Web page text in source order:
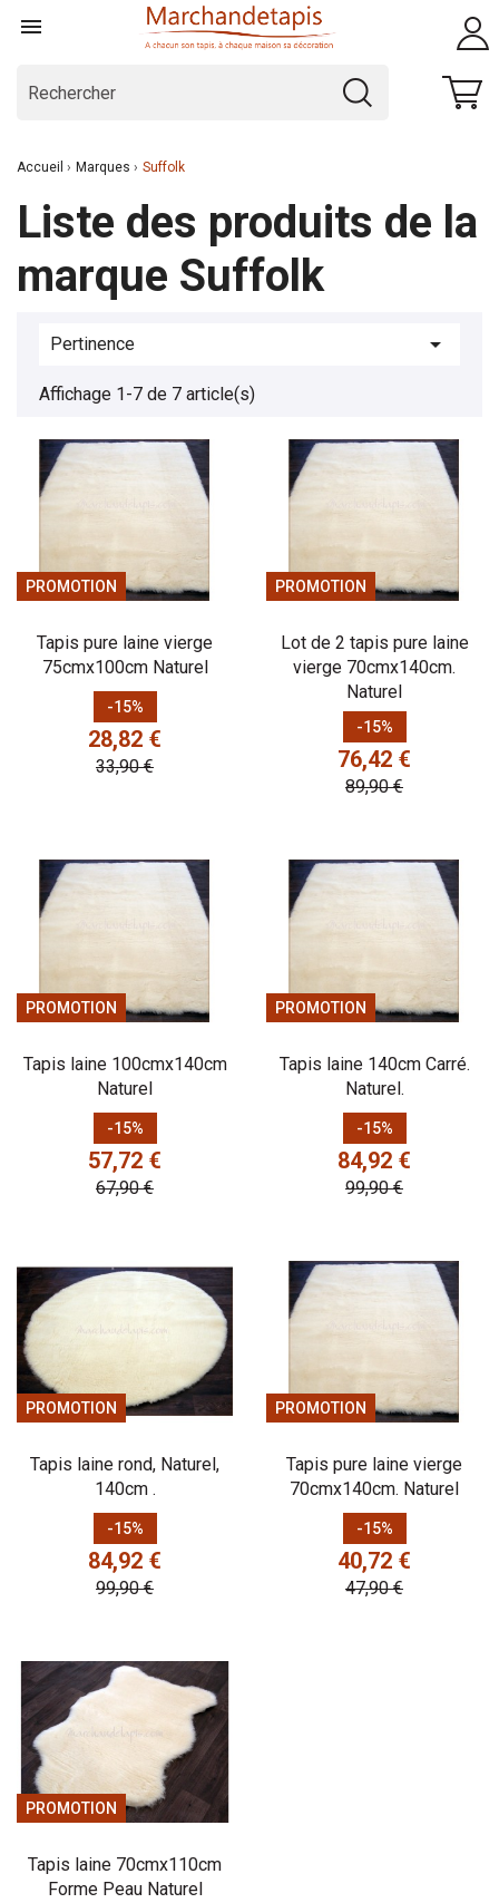

Accueil Marques Suffolk
Liste des produits de la
marque Suffolk
Pertinence 
Affichage 1-7 de 7 article(s)
PROMOTION
Tapis pure laine vierge
75cmx100cm Naturel
-15%
Prix
28,82 €
Prix de base
33,90 €
PROMOTION
Lot de 2 tapis pure laine
vierge 70cmx140cm.
Naturel
-15%
Prix
76,42 €
Prix de base
89,90 €
PROMOTION
Tapis laine 100cmx140cm
Naturel
-15%
Prix
57,72 €
Prix de base
67,90 €
PROMOTION
Tapis laine 140cm Carré.
Naturel.
-15%
Prix
84,92 €
Prix de base
99,90 €
PROMOTION
Tapis laine rond, Naturel,
140cm .
-15%
Prix
84,92 €
Prix de base
99,90 €
PROMOTION
Tapis pure laine vierge
70cmx140cm. Naturel
-15%
Prix
40,72 €
Prix de base
47,90 €
PROMOTION
Tapis laine 70cmx110cm
Forme Peau Naturel